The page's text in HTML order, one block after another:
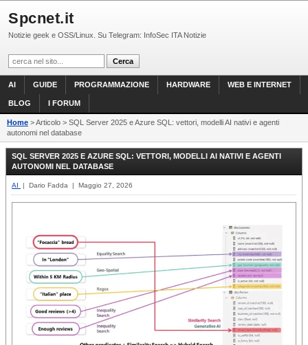
Spcnet.it
Notizie geek e OSS/Linux. Su Telegram: InfoSec ITA Notizie
AI GUIDE PROGRAMMAZIONE HARDWARE WEB E INTERNET
BLOG I FORUM
Home > Articolo > SQL Server 2025 e Azure SQL: vettori, modelli AI nativi e agenti
autonomi nel database
SQL SERVER 2025 E AZURE SQL: VETTORI, MODELLI AI NATIVI E AGENTI
AUTONOMI NEL DATABASE
AI | Dario Fadda | Maggio 27, 2026